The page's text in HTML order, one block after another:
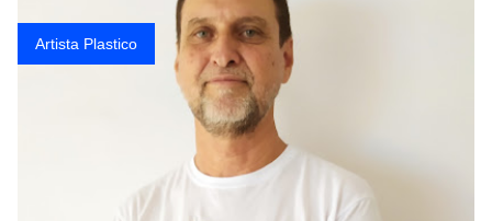
Que significan los cuadros de negras africanas?
El mundo del arte en pintura surrealista
Artista Plastico